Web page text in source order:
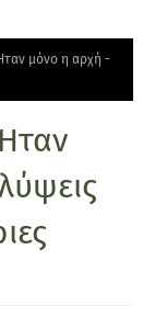
μόνο η αρχή -